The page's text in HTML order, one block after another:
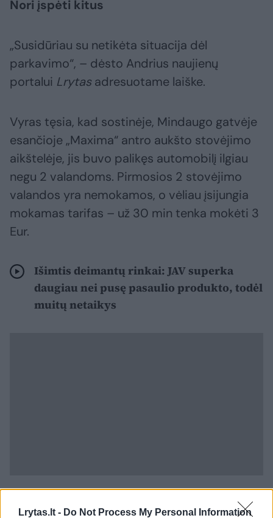
Lrytas.lt - Do Not Process My Personal Information
Nori įspėti kitus
„Susidūriau su netikėta situacija dėl
parkavimo“, – dėsto Andrius naujienų
portalui Lrytasadresuotame laiške.
Vyras tęsia, kad sostinėje, Mindaugo gatvėje
esančioje „Maxima“ antro aukšto stovėjimo
aikštelėje, jis buvo palikęs automobilį ilgiau
negu 2 valandoms. Pirmosios 2 stovėjimo
valandos yra nemokamos, o vėliau įsijungia
mokamas tarifas – už 30 min tenka mokėti 3
Eur.
Išimtis deimantų rinkai: JAV superka
daugiau nei pusę pasaulio produkto, todėl
muitų netaikys
Tačiau Andrių labiausiai nustebino tai, kad